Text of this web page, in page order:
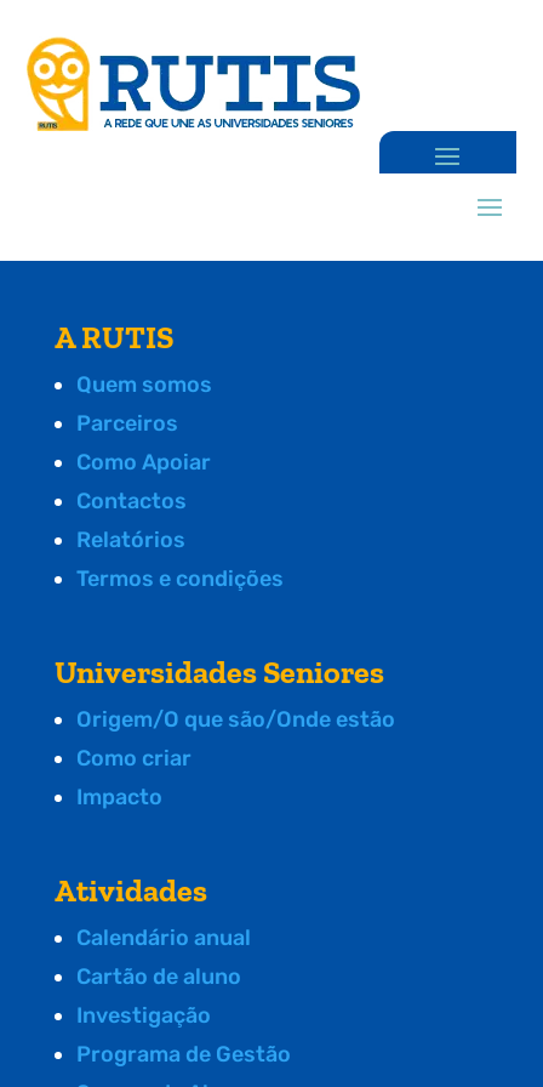
A RUTIS
Quem somos
Parceiros
Como Apoiar
Contactos
Relatórios
Termos e condições
Universidades Seniores
Origem/O que são/Onde estão
Como criar
Impacto
Atividades
Calendário anual
Cartão de aluno
Investigação
Programa de Gestão